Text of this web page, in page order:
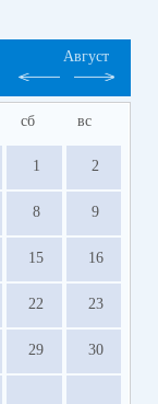
Август
сб вс
1 2
8 9
15 16
22 23
29 30